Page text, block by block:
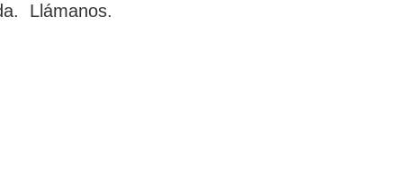
Llámanos.